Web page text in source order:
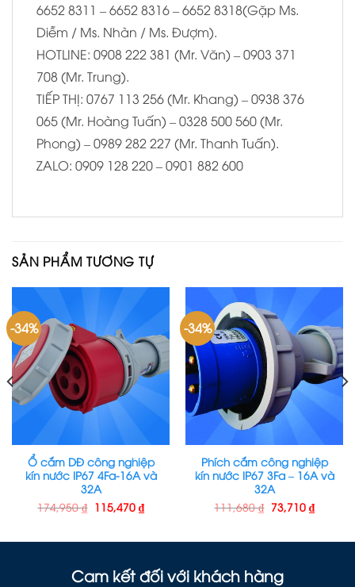
6652 8311 – 6652 8316 – 6652 8318(Gặp Ms.
Diễm / Ms. Nhàn / Ms. Đượm).
HOTLINE: 0908 222 381 (Mr. Văn) – 0903 371
708 (Mr. Trung).
TIẾP THỊ: 0767 113 256 (Mr. Khang) – 0938 376
065 (Mr. Hoàng Tuấn) – 0328 500 560 (Mr.
Phong) – 0989 282 227 (Mr. Thanh Tuấn).
ZALO: 0909 128 220 – 0901 882 600
SẢN PHẨM TƯƠNG TỰ
-34%
Ổ cắm DĐ công nghiệp
kín nước IP67 4Fa-16A và
32A
174,950₫ 115,470 ₫
-34%
Phích cắm công nghiệp
kín nước IP67 3Fa – 16A và
32A
111,680₫ 73,710 ₫
Cam kết đối với khách hàng